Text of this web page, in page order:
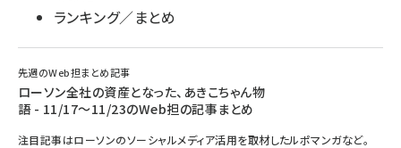
ランキング／まとめ
先週のWeb担まとめ記事
ローソン全社の資産となった、あきこちゃん物
語 - 11/17～11/23のWeb担の記事まとめ
注目記事はローソンのソーシャルメディア活用を取材したルポマンガなど。